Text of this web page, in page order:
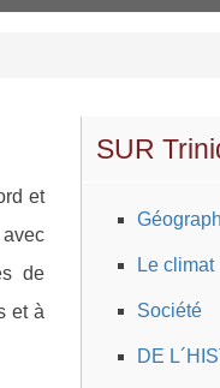
SUR
Le climat
Société
DE
et
de
et à